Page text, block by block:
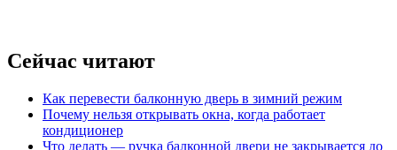
Сейчас читают
Как перевести балконную дверь в зимний режим
Почему нельзя открывать окна, когда работает
кондиционер
Что делать — ручка балконной двери не закрывается до